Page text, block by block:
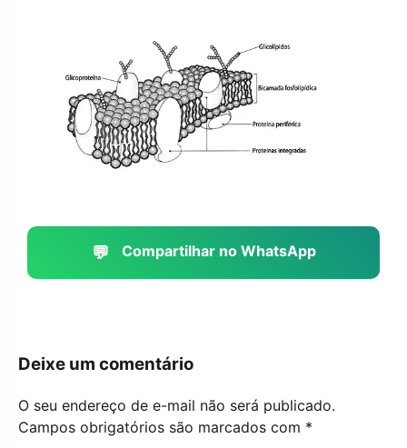
💬 Compartilhar no WhatsApp
Deixe um comentário
O seu endereço de e-mail não será publicado.
Campos obrigatórios são marcados com *